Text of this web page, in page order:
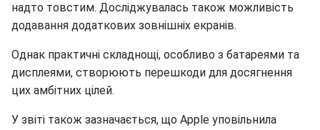
надто товстим. Досліджувалась також можливість
додавання додаткових зовнішніх екранів.
Однак практичні складнощі, особливо з батареями та
дисплеями, створюють перешкоди для досягнення
цих амбітних цілей.
У звіті також зазначається, що Apple уповільнила